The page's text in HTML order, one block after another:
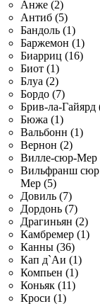
Анже (2)
Антиб (5)
Бандоль (1)
Баржемон (1)
Биарриц (16)
Биот (1)
Блуа (2)
Бордо (7)
Брив-ла-Гайярд
Бюжа (1)
Вальбонн (1)
Вернон (2)
Вилле-сюр-Мер
Вильфранш сюр
Мер (5)
Довиль (7)
Дордонь (7)
Драгиньян (2)
Камбремер (1)
Канны (36)
Кап д`Аи (1)
Компьен (1)
Коньяк (11)
Кроси (1)